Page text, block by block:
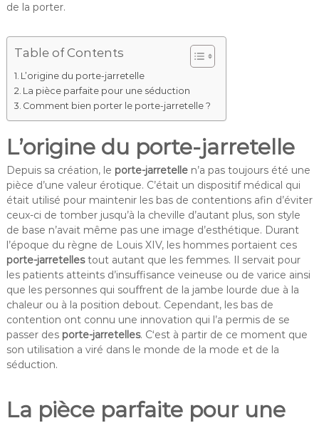
de la porter.
Table of Contents
L’origine du porte-jarretelle
La pièce parfaite pour une séduction
Comment bien porter le porte-jarretelle ?
L’origine du porte-jarretelle
Depuis sa création, le porte-jarretellen’a pas toujours été une
pièce d’une valeur érotique. C’était un dispositif médical qui
était utilisé pour maintenir les bas de contentions afin d’éviter
ceux-ci de tomber jusqu’à la cheville d’autant plus, son style
de base n’avait même pas une image d’esthétique. Durant
l’époque du règne de Louis XIV, les hommes portaient ces
porte-jarretellestout autant que les femmes. Il servait pour
les patients atteints d’insuffisance veineuse ou de varice ainsi
que les personnes qui souffrent de la jambe lourde due à la
chaleur ou à la position debout. Cependant, les bas de
contention ont connu une innovation qui l’a permis de se
passer des porte-jarretelles. C‘est à partir de ce moment que
son utilisation a viré dans le monde de la mode et de la
séduction.
La pièce parfaite pour une